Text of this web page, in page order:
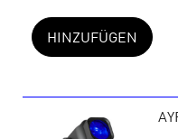
HINZUFÜGEN